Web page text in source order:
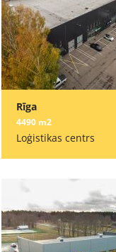
Rīga
4490 m2
Loģistikas centrs